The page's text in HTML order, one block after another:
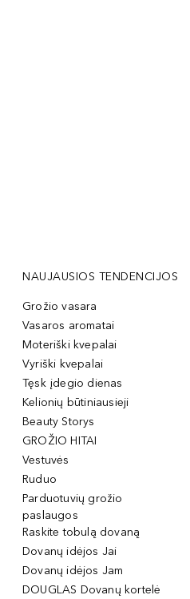
NAUJAUSIOS TENDENCIJOS
Grožio vasara
Vasaros aromatai
Moteriški kvepalai
Vyriški kvepalai
Tęsk įdegio dienas
Kelionių būtiniausieji
Beauty Storys
GROŽIO HITAI
Vestuvės
Ruduo
Parduotuvių grožio
paslaugos
Raskite tobulą dovaną
Dovanų idėjos Jai
Dovanų idėjos Jam
DOUGLAS Dovanų kortelė